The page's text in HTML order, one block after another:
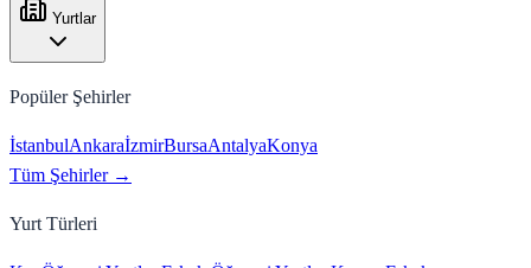
Yurtlar
Popüler Şehirler
İstanbulAnkaraİzmirBursaAntalyaKonya
Tüm Şehirler →
Yurt Türleri